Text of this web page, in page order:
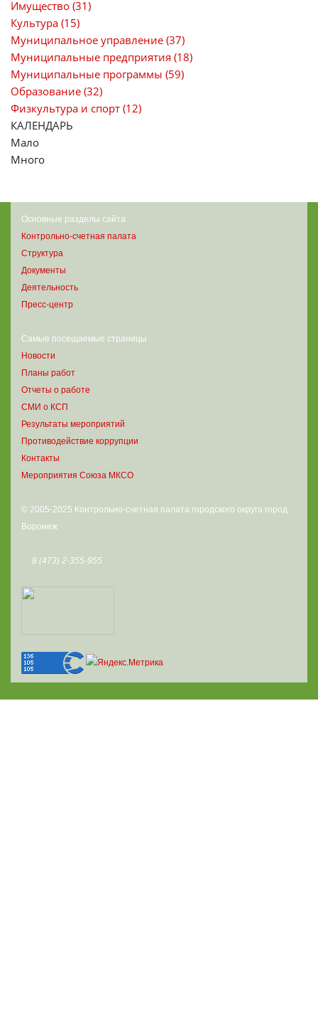
Имущество (31)
Культура (15)
Муниципальное управление (37)
Муниципальные предприятия (18)
Муниципальные программы (59)
Образование (32)
Физкультура и спорт (12)
КАЛЕНДАРЬ
Мало
Много
Основные разделы сайта
Контрольно-счетная палата
Структура
Документы
Деятельность
Пресс-центр
Самые посещаемые страницы
Новости
Планы работ
Отчеты о работе
СМИ о КСП
Результаты мероприятий
Противодействие коррупции
Контакты
Мероприятия Союза МКСО
© 2005-2025 Контрольно-счетная палата городского округа город
Воронеж
8 (473) 2-355-955